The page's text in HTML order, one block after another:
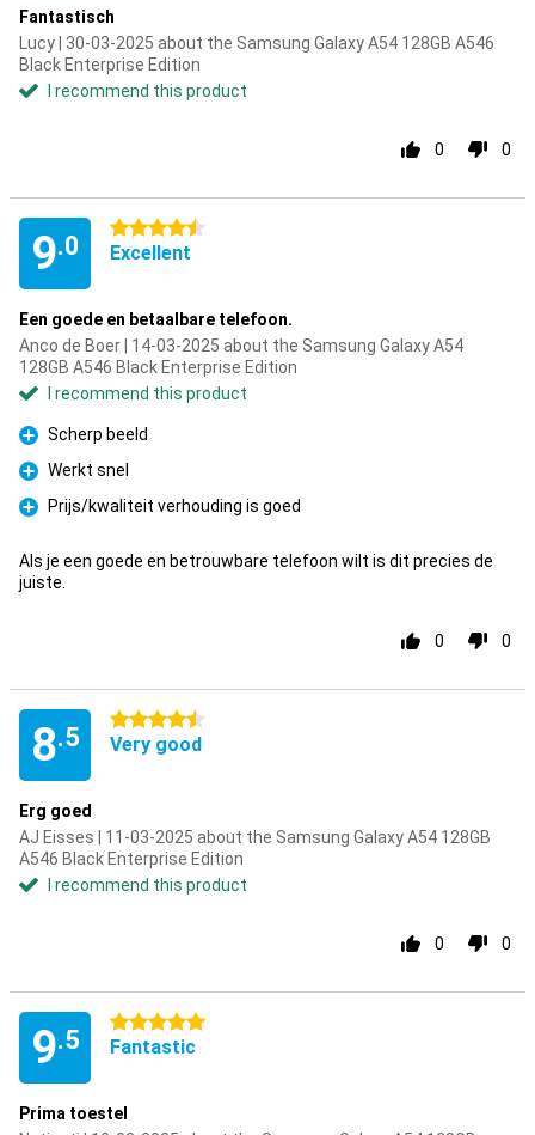
Fantastisch
Lucy | 30-03-2025 about the Samsung Galaxy A54 128GB A546
Black Enterprise Edition
I recommend this product
0 0
9.0
4.5 stars
Excellent
Een goede en betaalbare telefoon.
Anco de Boer | 14-03-2025 about the Samsung Galaxy A54
128GB A546 Black Enterprise Edition
I recommend this product
Pro
Scherp beeld
Pro
Werkt snel
Pro
Prijs/kwaliteit verhouding is goed
Als je een goede en betrouwbare telefoon wilt is dit precies de
juiste.
0 0
8.5
4.5 stars
Very good
Erg goed
AJ Eisses | 11-03-2025 about the Samsung Galaxy A54 128GB
A546 Black Enterprise Edition
I recommend this product
0 0
9.5
5 stars
Fantastic
Prima toestel